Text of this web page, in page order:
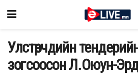
Улстөрчдийн
зогсоосон Л.Оюун-